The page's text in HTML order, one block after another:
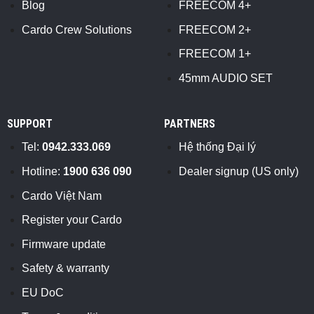
Blog
Cardo Crew Solutions
FREECOM 4+
FREECOM 2+
FREECOM 1+
45mm AUDIO SET
SUPPORT
Tel: 0942.333.069
Hotline: 1900 636 090
Cardo Việt Nam
Register your Cardo
Firmware update
Safety & warranty
EU DoC
PARTNERS
Hệ thống Đại lý
Dealer signup (US only)